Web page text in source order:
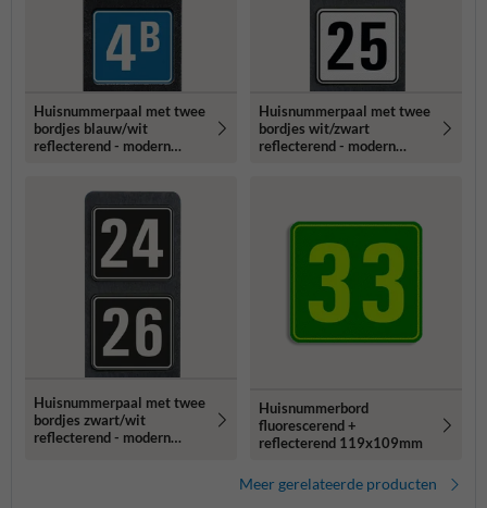
Huisnummerpaal met twee
bordjes blauw/wit
reflecterend - modern
Huisnummerpaal met twee
bordjes wit/zwart
reflecterend - modern
Huisnummerpaal met twee
bordjes zwart/wit
reflecterend - modern
Huisnummerbord
fluorescerend +
reflecterend 119x109mm
Meer gerelateerde producten